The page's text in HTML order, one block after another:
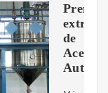
Prensa
de
Aceite